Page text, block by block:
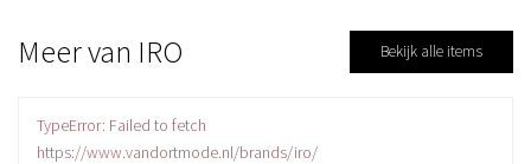
Meer van IRO Bekijk alle items
TypeError: Failed to fetch
https://www.vandortmode.nl/brands/iro/